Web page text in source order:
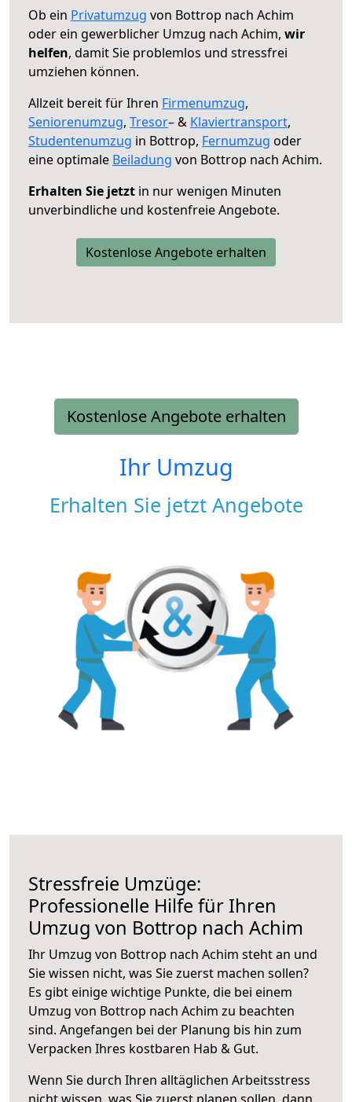
Ob ein Privatumzug von Bottrop nach Achim
oder ein gewerblicher Umzug nach Achim, wir
helfen, damit Sie problemlos und stressfrei
umziehen können.
Allzeit bereit für Ihren Firmenumzug,
Seniorenumzug, Tresor– & Klaviertransport,
Studentenumzug in Bottrop, Fernumzug oder
eine optimale Beiladung von Bottrop nach Achim.
Erhalten Sie jetzt in nur wenigen Minuten
unverbindliche und kostenfreie Angebote.
Kostenlose Angebote erhalten
Kostenlose Angebote erhalten
Ihr Umzug
Erhalten Sie jetzt Angebote
Stressfreie Umzüge:
Professionelle Hilfe für Ihren
Umzug von Bottrop nach Achim
Ihr Umzug von Bottrop nach Achim steht an und
Sie wissen nicht, was Sie zuerst machen sollen?
Es gibt einige wichtige Punkte, die bei einem
Umzug von Bottrop nach Achim zu beachten
sind. Angefangen bei der Planung bis hin zum
Verpacken Ihres kostbaren Hab & Gut.
Wenn Sie durch Ihren alltäglichen Arbeitsstress